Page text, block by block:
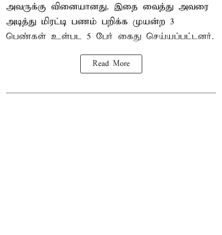
அவருக்கு வினையானது. இதை வைத்து அவரை
அடித்து மிரட்டி பணம் பறிக்க முயன்ற 3
பெண்கள் உள்பட 5 பேர் கைது செய்யப்பட்டனர்.
Read More